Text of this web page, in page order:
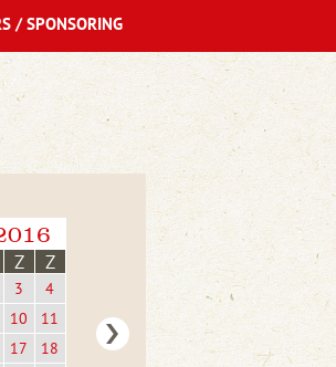
Z Z
3
4
10
11
17
18
/ SPONSORING